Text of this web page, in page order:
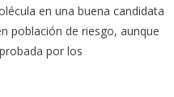
en una buena candidata
población de riesgo, aunque
por los